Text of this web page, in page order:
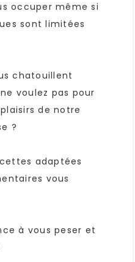
occuper même si
sont limitées
chatouillent
voulez pas pour
de notre
?
adaptées
vous
à vous peser et